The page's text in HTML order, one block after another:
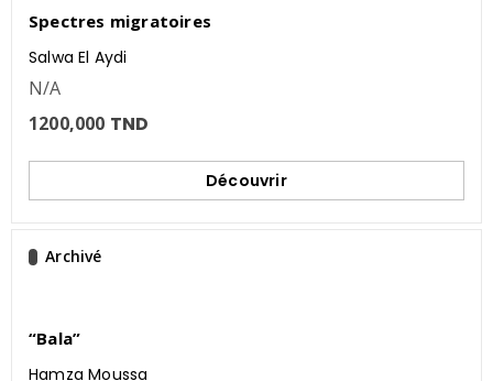
Spectres migratoires
Salwa El Aydi
N/A
1200,000 TND
Découvrir
Archivé
“Bala”
Hamza Moussa